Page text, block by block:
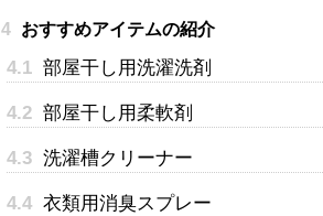
4 おすすめアイテムの紹介
4.1 部屋干し用洗濯洗剤
4.2 部屋干し用柔軟剤
4.3 洗濯槽クリーナー
4.4 衣類用消臭スプレー